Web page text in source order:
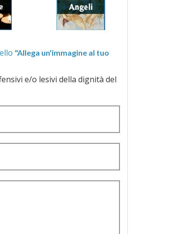
"Allega un'immagine al tuo